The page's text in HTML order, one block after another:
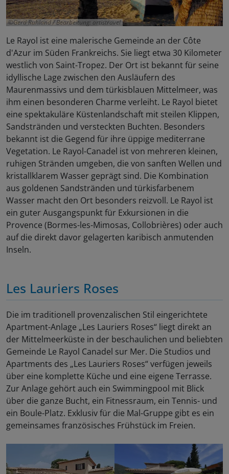
Gerd Ruhland / Bearbeitung: artistravel
Le Rayol ist eine malerische Gemeinde an der Côte
d'Azur im Süden Frankreichs. Sie liegt etwa 30 Kilometer
westlich von Saint-Tropez. Der Ort ist bekannt für seine
idyllische Lage zwischen den Ausläufern des
Maurenmassivs und dem türkisblauen Mittelmeer, was
ihm einen besonderen Charme verleiht. Le Rayol bietet
eine spektakuläre Küstenlandschaft mit steilen Klippen,
Sandstränden und versteckten Buchten. Besonders
bekannt ist die Gegend für ihre üppige mediterrane
Vegetation. Le Rayol-Canadel ist von mehreren kleinen,
ruhigen Stränden umgeben, die von sanften Wellen und
kristallklarem Wasser geprägt sind. Die Kombination
aus goldenen Sandstränden und türkisfarbenem
Wasser macht den Ort besonders reizvoll. Le Rayol ist
ein guter Ausgangspunkt für Exkursionen in die
Provence (Bormes-les-Mimosas, Collobrières) oder auch
auf die direkt davor gelagerten karibisch anmutenden
Inseln.
Les Lauriers Roses
Die im traditionell provenzalischen Stil eingerichtete
Apartment-Anlage „Les Lauriers Roses“ liegt direkt an
der Mittelmeerküste in der beschaulichen und beliebten
Gemeinde Le Rayol Canadel sur Mer. Die Studios und
Apartments des „Les Lauriers Roses“ verfügen jeweils
über eine komplette Küche und eine eigene Terrasse.
Zur Anlage gehört auch ein Swimmingpool mit Blick
über die ganze Bucht, ein Fitnessraum, ein Tennis- und
ein Boule-Platz. Exklusiv für die Mal-Gruppe gibt es ein
gemeinsames französisches Frühstück im Freien.